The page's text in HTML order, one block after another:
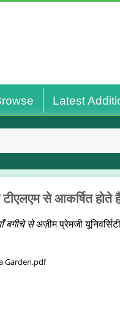
Latest
से आकर्षित होते
बगीचे सेअज़ीम प्रेमजी
Garden.pdf